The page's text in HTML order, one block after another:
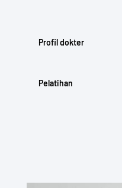
Profil dokter
Pelatihan